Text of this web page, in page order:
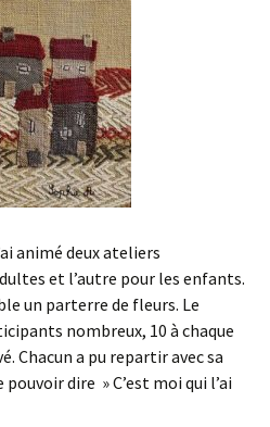
animé deux ateliers
et l’autre pour les enfants.
un parterre de fleurs. Le
nombreux, 10 à chaque
Chacun a pu repartir avec sa
dire » C’est moi qui l’ai